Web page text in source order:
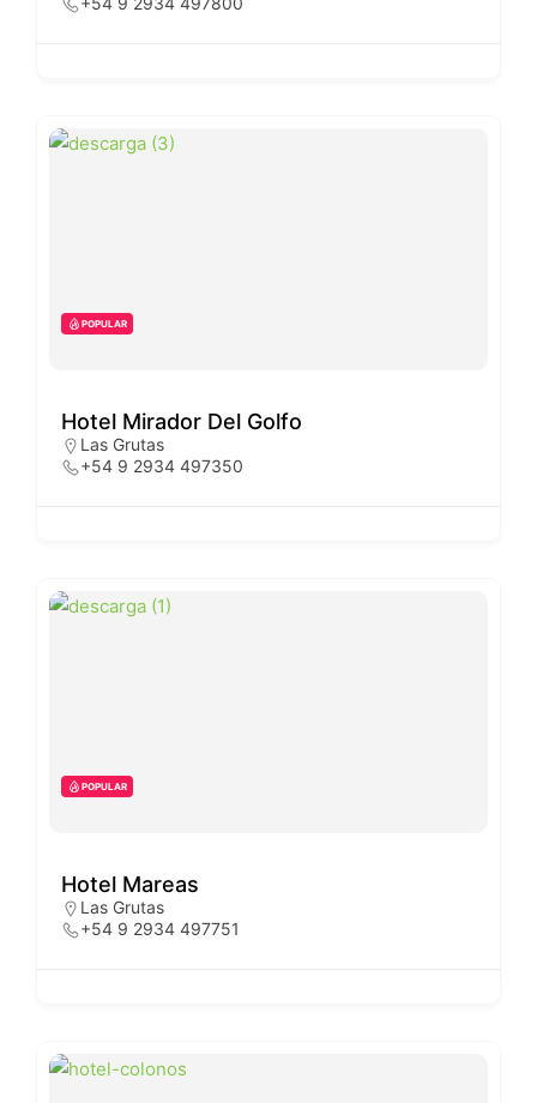
POPULAR
Hotel Mirador Del Golfo
Las Grutas
+54 9 2934 497350
POPULAR
Hotel Mareas
Las Grutas
+54 9 2934 497751